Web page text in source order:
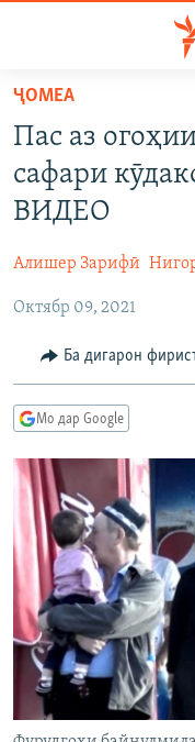
Ҷаҳиш
мояи
аслӣ
Ҷаҳиш
ба
феҳристи
Ҷаҳиш
ҷустор
СИЁСАТ
ИҚТИСОД
ҚАЗИЯИ "КРОКУС"
ОСИЁИ МАРКАЗӢ
ФАРҲАНГ
ВАРЗИШ
ГАПИ ОЗОД
РӮЗГОРИ МУҲОҶИР
ТАҲҚИҚОТ
ҶАНГ ДАР УКРАИНА
НАЗАРИ МАРДУМ
ОЗОДӢ ОНЛАЙН
ВИДЕО
НИГОРИСТОН
ГУЗОРИШҲОИ РАДИОӢ
РӮЙХАТҲО
КИТОБҲОИ ОЗОДӢ
Русский
ПАЙГИРӢ КУНЕД
ҶОМEА
Пас аз
сафари
ВИДЕО
Алишер Зарифӣ
Октябр 09, 2021
Ба дигарон
Мо дар Google